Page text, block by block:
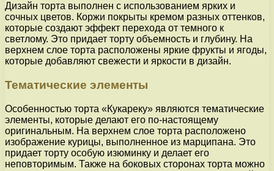
Дизайн торта выполнен с использованием ярких и
сочных цветов. Коржи покрыты кремом разных оттенков,
которые создают эффект перехода от темного к
светлому. Это придает торту объемность и глубину. На
верхнем слое торта расположены яркие фрукты и ягоды,
которые добавляют свежести и яркости в дизайн.
Тематические элементы
Особенностью торта «Кукареку» являются тематические
элементы, которые делают его по-настоящему
оригинальным. На верхнем слое торта расположено
изображение курицы, выполненное из марципана. Это
придает торту особую изюминку и делает его
неповторимым. Также на боковых сторонах торта можно